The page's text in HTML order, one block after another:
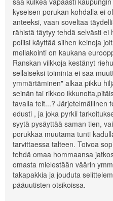
kyseisen porukan kohdalla ei
anteeksi, vaan soveltaa
rähistä täytyy tehdä selvästi ei
poliisi käyttää siihen keinoja
mellakointi on kaukana
Ranskan viikkoja kestänyt
sellaiseksi toiminta ei saa
ymmärtäminen" alkaa pikku
seinän tai rikkoo
tavalla teit...? Järjetelmällinen
edusti , ja joka pyrkii
syytä pysäyttää saman tien,
porukkaa muutama tunti
tarvittaessa talteen. Toivoa
tehdä omaa hommaansa
omasta mielestään väärin
takapakkia ja jouduta
pääuutisten otsikoissa.